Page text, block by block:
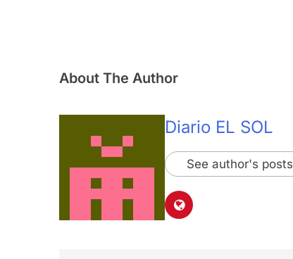
About The Author
Diario EL SOL
See author's posts